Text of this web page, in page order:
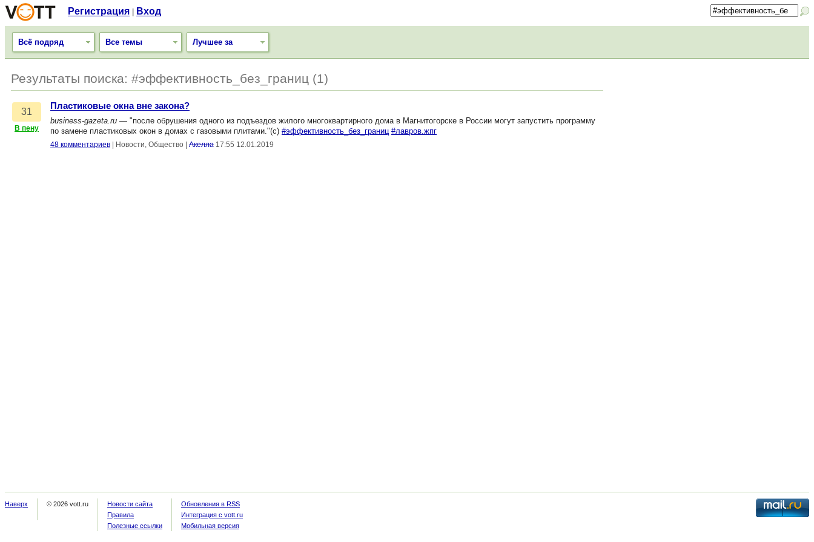
Регистрация Вход
Всё подряд Все темы Лучшее за
Результаты поиска: #эффективность_без_границ (1)
31
В пену
Пластиковые окна вне закона?
business-gazeta.ru — "после обрушения одного из подъездов жилого многоквартирного дома в Магнитогорске в России могут запустить программу
по замене пластиковых окон в домах с газовыми плитами."(с) #эффективность_без_границ #лавров.жпг
48 комментариев Новости, Общество Акелла 17:55 12.01.2019
Наверх © 2026 vott.ru
Новости сайта
Правила
Полезные ссылки
Обновления в RSS
Интеграция с vott.ru
Мобильная версия